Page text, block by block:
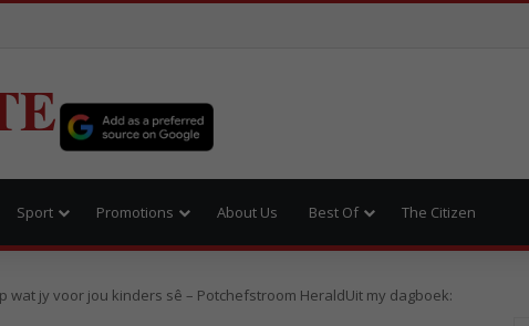
Sport Promotions About Us Best Of The Citizen
wat jy voor jou kinders sê – Potchefstroom HeraldUit my dagboek: